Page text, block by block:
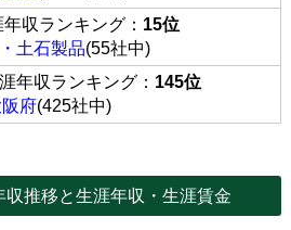
収ランキング： 15位
土石製品(55社中)
年収ランキング： 145位
府(425社中)
推移と生涯年収・生涯賃金